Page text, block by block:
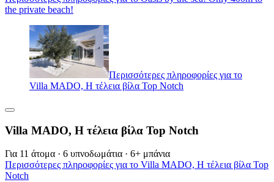
the private beach!
Περισσότερες πληροφορίες για το
Villa MADO, Η τέλεια βίλα Top Notch
Villa MADO, Η τέλεια βίλα Top Notch
Για 11 άτομα · 6 υπνοδωμάτια · 6+ μπάνια
Περισσότερες πληροφορίες για το Villa MADO, Η τέλεια βίλα Top
Notch